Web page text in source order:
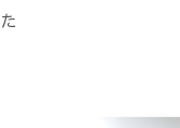
た